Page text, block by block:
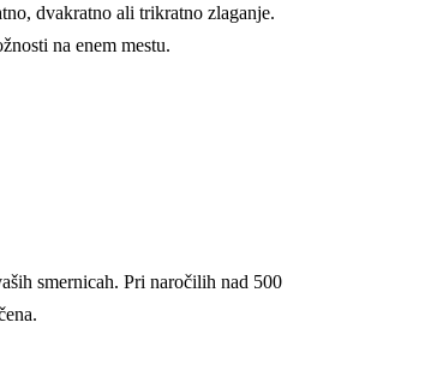
dvakratno ali trikratno zlaganje.
na enem mestu.
smernicah. Pri naročilih nad 500